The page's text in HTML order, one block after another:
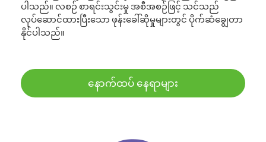
ပါသည်။ လစဉ် စာရင်းသွင်းမှု အစီအစဉ်ဖြင့် သင်သည်
လုပ်ဆောင်ထားပြီးသော ဖုန်းခေါ်ဆိုမှုများတွင် ပိုက်ဆံချွေတာ
နိုင်ပါသည်။
နောက်ထပ် နေရာများ